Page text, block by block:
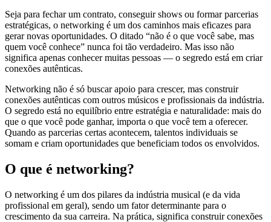
Seja para fechar um contrato, conseguir shows ou formar parcerias
estratégicas, o networking é um dos caminhos mais eficazes para
gerar novas oportunidades. O ditado “não é o que você sabe, mas
quem você conhece” nunca foi tão verdadeiro. Mas isso não
significa apenas conhecer muitas pessoas — o segredo está em criar
conexões autênticas.
Networking não é só buscar apoio para crescer, mas construir
conexões autênticas com outros músicos e profissionais da indústria.
O segredo está no equilíbrio entre estratégia e naturalidade: mais do
que o que você pode ganhar, importa o que você tem a oferecer.
Quando as parcerias certas acontecem, talentos individuais se
somam e criam oportunidades que beneficiam todos os envolvidos.
O que é networking?
O networking é um dos pilares da indústria musical (e da vida
profissional em geral), sendo um fator determinante para o
crescimento da sua carreira. Na prática, significa construir conexões